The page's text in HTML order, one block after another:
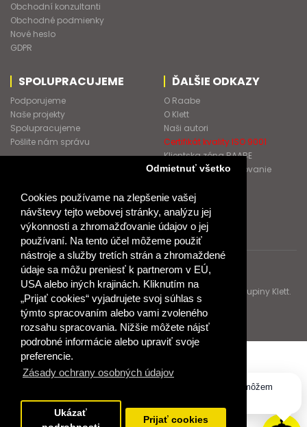
Cookies používame na zlepšenie vašej
návštevy tejto webovej stránky, analýzu jej
výkonnosti a zhromažďovanie údajov o jej
používaní. Na tento účel môžeme použiť
nástroje a služby tretích strán a zhromaždené
údaje sa môžu preniesť k partnerom v EÚ,
USA alebo iných krajinách. Kliknutím na
„Prijať cookies“ vyjadrujete svoj súhlas s
týmto spracovaním alebo vami zvoleného
rozsahu spracovania. Nižšie môžete nájsť
podrobné informácie alebo upraviť svoje
preferencie.
Zásady ochrany osobných údajov
Odmietnuť všetko
Ukázať
Prijať cookies
Obchodní konzultanti
Obchodné podmienky
Nové heslo
GDPR
SPOLUPRACUJEME
Podporujeme
Naše projekty
Spolupracujeme
Pošlite nám správu
ĎALŠIE ODKAZY
O Raabe
O Klett
Naši autori
Certifikát kvality ISO 9001
Klientska zóna RAABE
Katalógy na prelistovanie
NÁKUP
Odstúpiť od zmluvy
© 2017 Dr. Josef Raabe Slovensko, s.r.o.
Dr. Josef Raabe Slovensko, s.r.o., člen medzinárodnej skupiny Klett.
Spoločne ku kvalitnému vzdelávaniu.
Dobrý deň, ako vám môžem